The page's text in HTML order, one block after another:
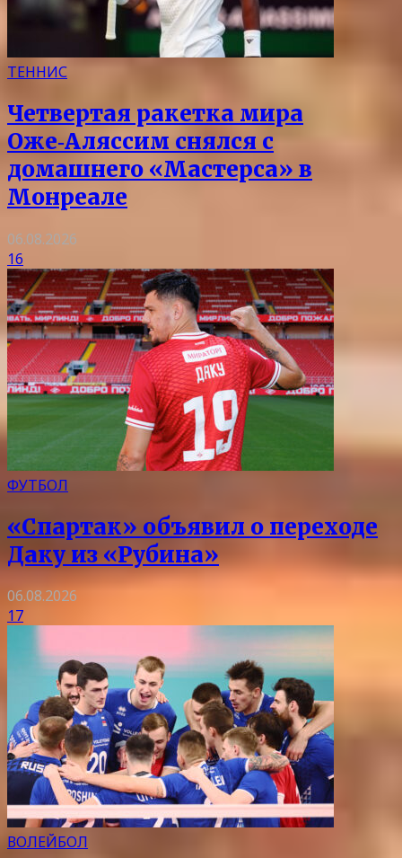
ТЕННИС
Четвертая ракетка мира
Оже‑Аляссим снялся с
домашнего «Мастерса» в
Монреале
06.08.2026
16
ФУТБОЛ
«Спартак» объявил о переходе
Даку из «Рубина»
06.08.2026
17
ВОЛЕЙБОЛ